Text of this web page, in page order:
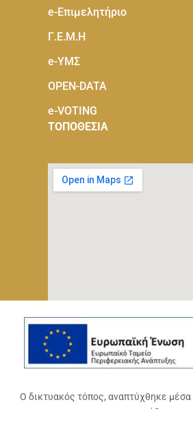
e-Eπιμελητήριο
Γ.Ε.Μ.Η
e-ΥΜΣ
OPEN-DATA
e-VOTING
ΤΟΠΟΘΕΣΙΑ
Ο δικτυακός τόπος, αναπτύχθηκε
πράξης